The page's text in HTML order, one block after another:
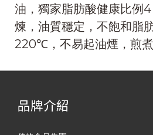
油，獨家脂肪酸健康比例
煉，油質穩定，不飽和脂
220℃，不易起油煙，煎煮
品牌介紹